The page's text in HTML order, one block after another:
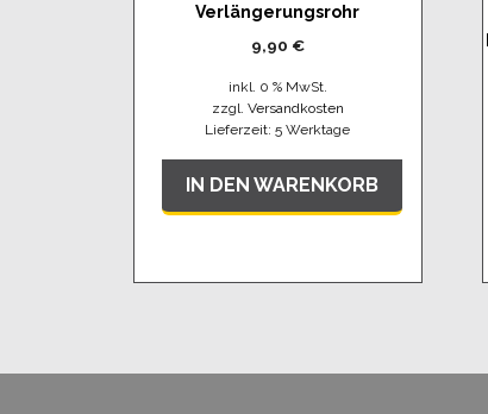
Verlängerungsrohr
9,90 €
inkl. 0 % MwSt.
zzgl. Versandkosten
Lieferzeit:5 Werktage
IN DEN WARENKORB